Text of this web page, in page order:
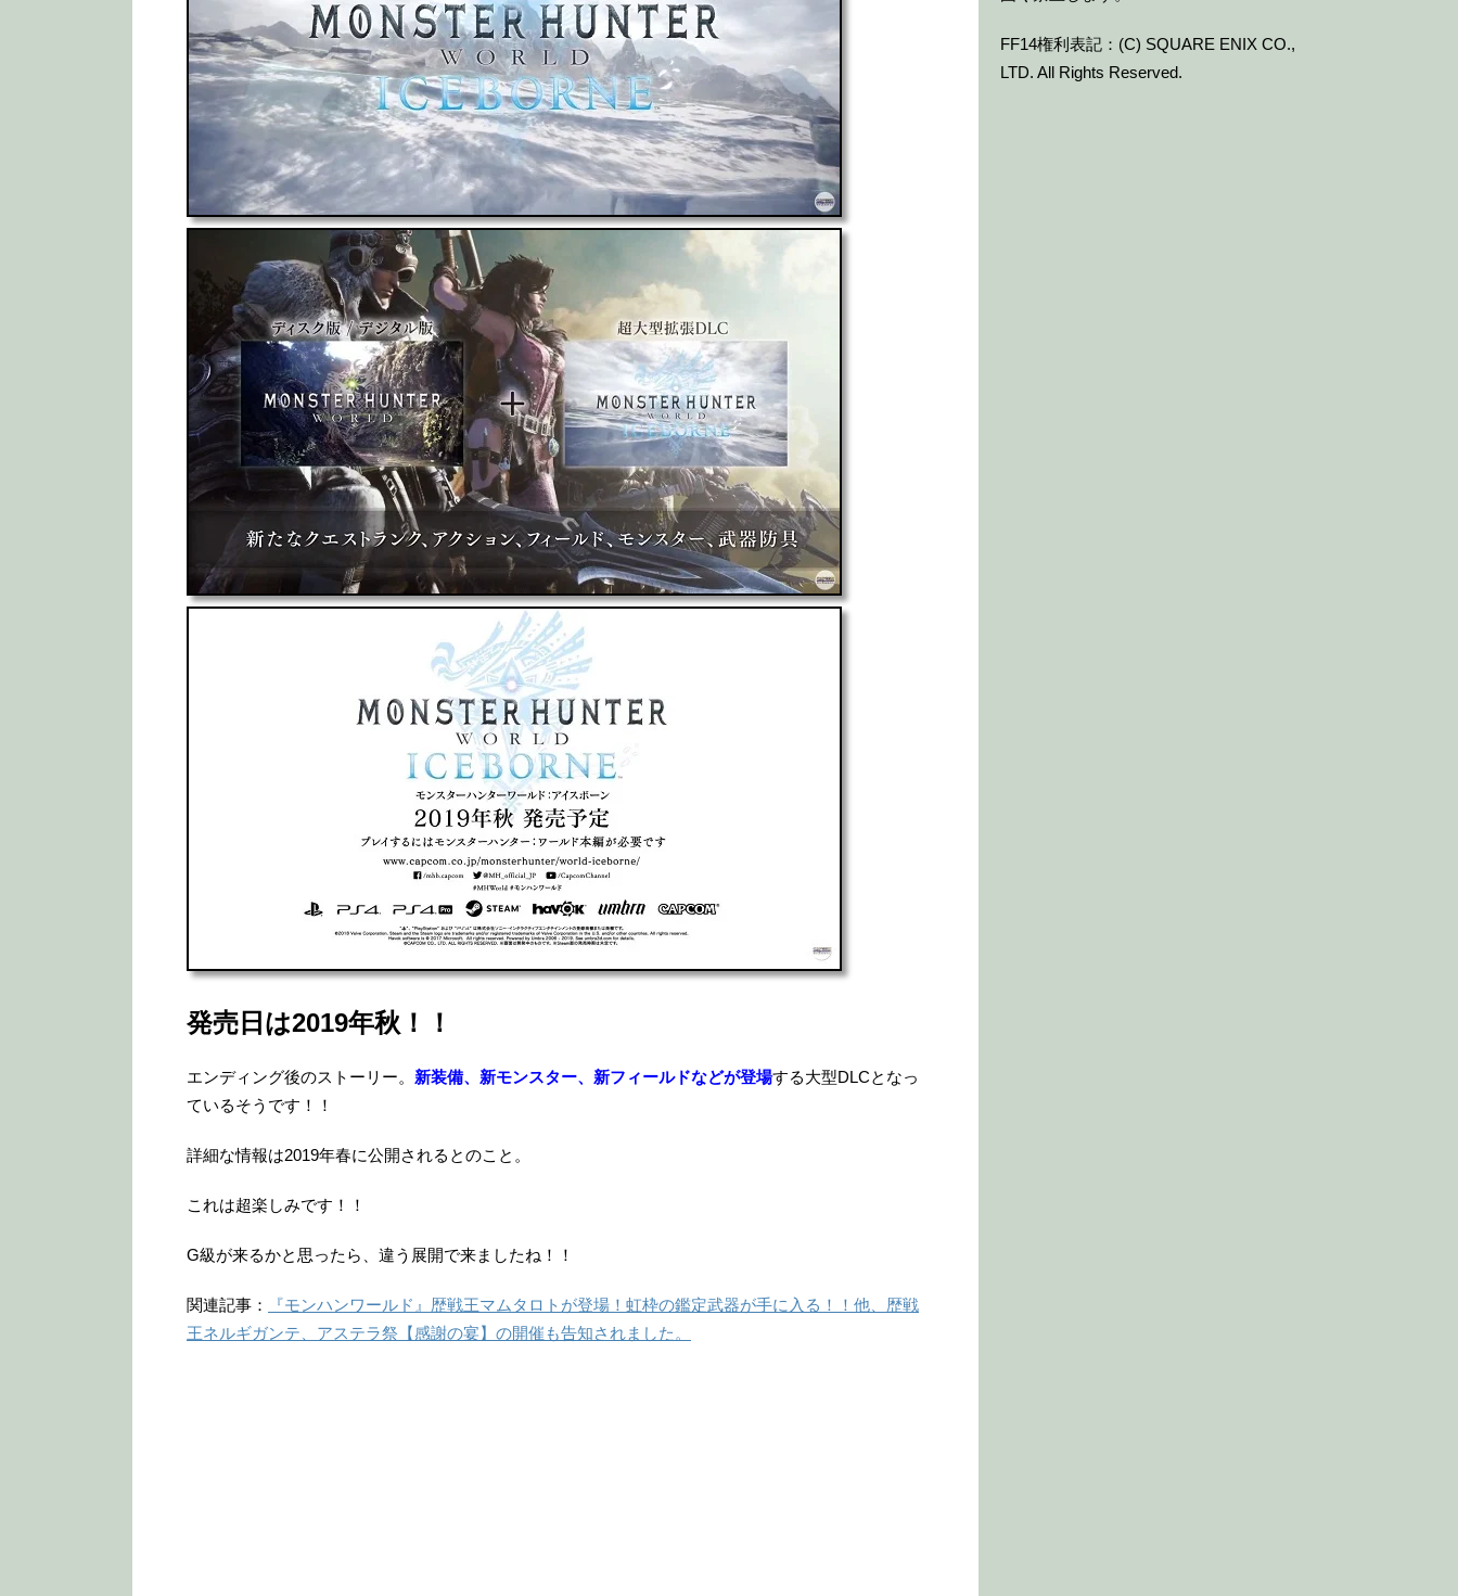
発売日は2019年秋！！
エンディング後のストーリー。 新装備、新モンスター、新フィールドなどが登場する大型DLCとなっ
ているそうです！！
詳細な情報は2019年春に公開されるとのこと。
これは超楽しみです！！
G級が来るかと思ったら、違う展開で来ましたね！！
関連記事：
『モンハンワールド』歴戦王マムタロトが登場！虹枠の鑑定武器が手に入る！！他、歴戦
王ネルギガンテ、アステラ祭【感謝の宴】の開催も告知されました。
FF14権利表記：(C) SQUARE ENIX CO.,
LTD. All Rights Reserved.